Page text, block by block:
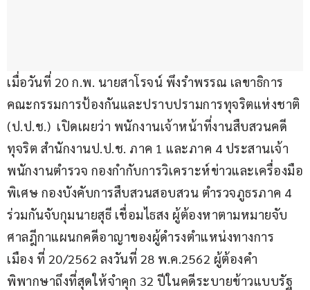
เมื่อวันที่ 20 ก.พ. นายสาโรจน์ พึงรำพรรณ เลขาธิการ
คณะกรรมการป้องกันและปราบปรามการทุจริตแห่งชาติ
(ป.ป.ช.)  เปิดเผยว่า พนักงานเจ้าหน้าที่งานสืบสวนคดี
ทุจริต สำนักงานป.ป.ช. ภาค 1 และภาค 4 ประสานเจ้า
พนักงานตำรวจ กองกำกับการวิเคราะห์ข่าวและเครื่องมือ
พิเศษ กองบังคับการสืบสวนสอบสวน ตำรวจภูธรภาค 4
ร่วมกันจับกุมนายสุธี เชื่อมไธสง ผู้ต้องหาตามหมายจับ
ศาลฎีกาแผนกคดีอาญาของผู้ดำรงตำแหน่งทางการ
เมือง ที่ 20/2562 ลงวันที่ 28 พ.ค.2562 ผู้ต้องคำ
พิพากษาถึงที่สุดให้จำคุก 32 ปีในคดีระบายข้าวแบบรัฐ